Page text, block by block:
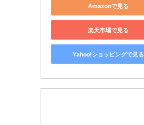
Amazonで見る
楽天市場で見る
Yahoo!ショッピングで見る